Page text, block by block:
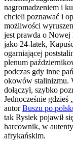
nagromadzeniem i
chcieli poznawać i
możliwości
jest prawda o Nowej
jako 24-latek,
ogarniającej
plenum
podczas gdy inne
okowów stalinizmu.
dołączył, szybko
Jednocześnie
autorBuszu po
tak Rysiek pojawił
harcownik, w
afrykańskim.